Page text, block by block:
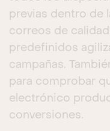
previas dentro de
correos de
predefinidos
campañas.
para comprobar
electrónico
conversiones.